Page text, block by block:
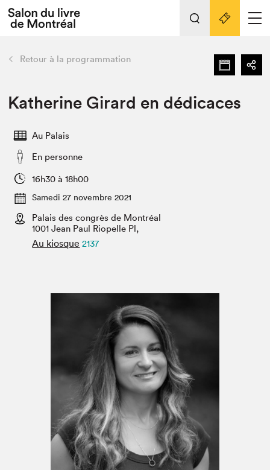
Espace exposant⋅e⋅s
Espace enseignant·e·s
L'événement
Préparer sa visite au Salon
Actualités
SLM PRO
retour Nos activités
Préparer sa visite
Salon au Palais
Projets partenaires
Liens pratiques
Retour à la programmation
Katherine Girard en dédicaces
Au Palais
En personne
16h30 à 18h00
Samedi 27 novembre 2021
Palais des congrès de Montréal
1001 Jean Paul Riopelle Pl,
Au kiosque 2137